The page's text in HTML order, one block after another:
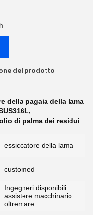
del prodotto
della pagaia della lama
,
di palma dei residui
essiccatore della lama
customed
Ingegneri disponibili
assistere macchinario
oltremare